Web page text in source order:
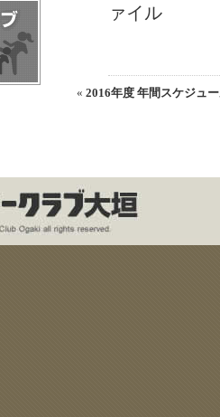
ァイル
« 2016年度 年間スケジュ